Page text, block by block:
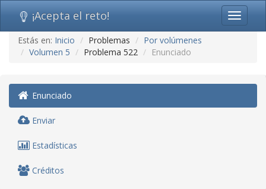
Ir
contenido
navegación)
Toggle
¡Acepta el reto!
Estás en: Inicio Problemas
Por volúmenes
Volumen 5
Problema 522 Enunciado
Enunciado
Enviar
Estadísticas
Créditos